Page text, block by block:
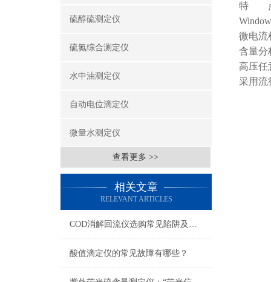
硫醇硫测定仪
硫氮综合测定仪
水中油测定仪
自动电位滴定仪
微量水测定仪
查看更多 >>
相关文章
RELEVANT ARTICLES
COD消解回流仪选购常见陷阱及解决方案
酸值滴定仪的常见故障有哪些？
特
微电流
含量分
高压任
采用流